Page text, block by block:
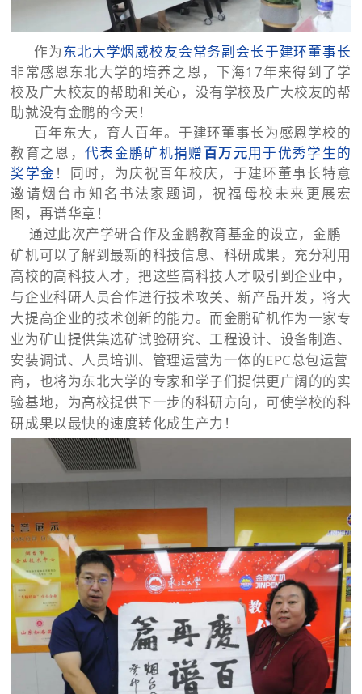
作为东北大学烟威校友会常务副会长于建环董事长
非常感恩东北大学的培养之恩，下海17年来得到了学
校及广大校友的帮助和关心，没有学校及广大校友的帮
助就没有金鹏的今天！
百年东大，育人百年。于建环董事长为感恩学校的
教育之恩，代表金鹏矿机捐赠百万元用于优秀学生的
奖学金 ！ 同时，为庆祝百年校庆，于建环董事长特意
邀请烟台市知名书法家题词，祝福母校未来更展宏
图，再谱华章！
通过此次产学研合作及金鹏教育基金的设立，金鹏
矿机可以了解到最新的科技信息、科研成果，充分利用
高校的高科技人才，把这些高科技人才吸引到企业中，
与企业科研人员合作进行技术攻关、新产品开发，将大
大提高企业的技术创新的能力。而金鹏矿机作为一家专
业为矿山提供集选矿试验研究、工程设计、设备制造、
安装调试、人员培训、管理运营为一体的EPC总包运营
商，也将为东北大学的专家和学子们提供更广阔的的实
验基地，为高校提供下一步的科研方向，可使学校的科
研成果以最快的速度转化成生产力！